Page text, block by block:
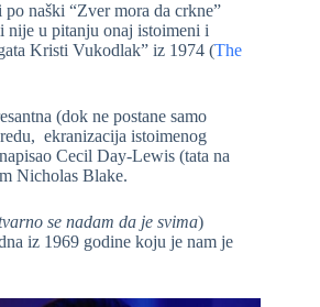
naški “Zver mora da crkne”
nije u pitanju onaj istoimeni i
Kristi Vukodlak” iz 1974 (The
(dok ne postane samo
ekranizacija istoimenog
Cecil Day-Lewis (tata na
Nicholas Blake.
se nadam da je svima)
iz 1969 godine koju je nam je